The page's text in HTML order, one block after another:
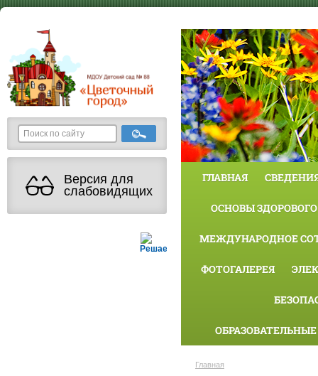
Версия для
слабовидящих
Решаем вместе
ГЛАВНАЯ
ОСНОВЫ
МЕЖДУНАРОДНОЕ
ФОТОГАЛЕРЕЯ
Главная